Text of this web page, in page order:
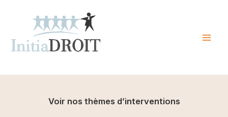
Voir nos thèmes d’interventions